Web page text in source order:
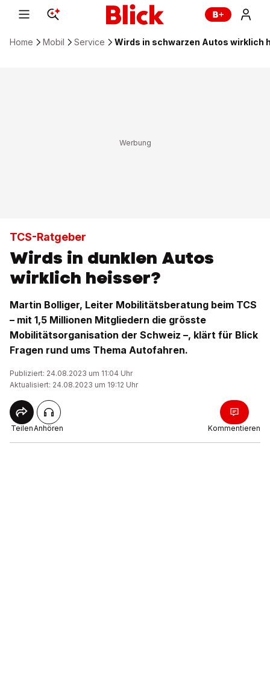
Home Mobil Service Wirds in schwarzen Autos wirklich
TCS-Ratgeber
Wirds in dunklen Autos
wirklich heisser?
Martin Bolliger, Leiter Mobilitätsberatung beim TCS
– mit 1,5 Millionen Mitgliedern die grösste
Mobilitätsorganisation der Schweiz –, klärt für Blick
Fragen rund ums Thema Autofahren.
Publiziert: 24.08.2023 um 11:04 Uhr
Aktualisiert: 24.08.2023 um 19:12 Uhr
TeilenAnhören Kommentieren